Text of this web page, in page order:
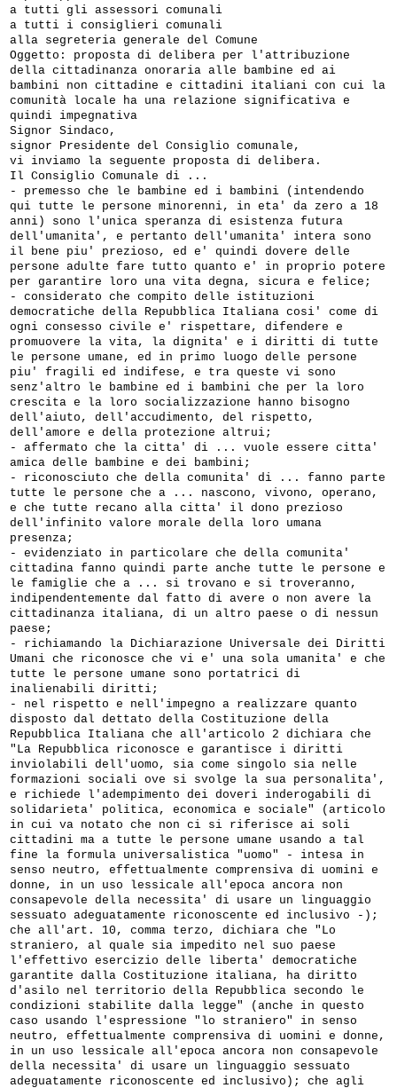
a tutti gli assessori comunali
a tutti i consiglieri comunali
alla segreteria generale del Comune
Oggetto: proposta di delibera per l'attribuzione
della cittadinanza onoraria alle bambine ed ai
bambini non cittadine e cittadini italiani con cui la
comunità locale ha una relazione significativa e
quindi impegnativa
Signor Sindaco,
signor Presidente del Consiglio comunale,
vi inviamo la seguente proposta di delibera.
Il Consiglio Comunale di ...
- premesso che le bambine ed i bambini (intendendo
qui tutte le persone minorenni, in eta' da zero a 18
anni) sono l'unica speranza di esistenza futura
dell'umanita', e pertanto dell'umanita' intera sono
il bene piu' prezioso, ed e' quindi dovere delle
persone adulte fare tutto quanto e' in proprio potere
per garantire loro una vita degna, sicura e felice;
- considerato che compito delle istituzioni
democratiche della Repubblica Italiana cosi' come di
ogni consesso civile e' rispettare, difendere e
promuovere la vita, la dignita' e i diritti di tutte
le persone umane, ed in primo luogo delle persone
piu' fragili ed indifese, e tra queste vi sono
senz'altro le bambine ed i bambini che per la loro
crescita e la loro socializzazione hanno bisogno
dell'aiuto, dell'accudimento, del rispetto,
dell'amore e della protezione altrui;
- affermato che la citta' di ... vuole essere citta'
amica delle bambine e dei bambini;
- riconosciuto che della comunita' di ... fanno parte
tutte le persone che a ... nascono, vivono, operano,
e che tutte recano alla citta' il dono prezioso
dell'infinito valore morale della loro umana
presenza;
- evidenziato in particolare che della comunita'
cittadina fanno quindi parte anche tutte le persone e
le famiglie che a ... si trovano e si troveranno,
indipendentemente dal fatto di avere o non avere la
cittadinanza italiana, di un altro paese o di nessun
paese;
- richiamando la Dichiarazione Universale dei Diritti
Umani che riconosce che vi e' una sola umanita' e che
tutte le persone umane sono portatrici di
inalienabili diritti;
- nel rispetto e nell'impegno a realizzare quanto
disposto dal dettato della Costituzione della
Repubblica Italiana che all'articolo 2 dichiara che
"La Repubblica riconosce e garantisce i diritti
inviolabili dell'uomo, sia come singolo sia nelle
formazioni sociali ove si svolge la sua personalita',
e richiede l'adempimento dei doveri inderogabili di
solidarieta' politica, economica e sociale" (articolo
in cui va notato che non ci si riferisce ai soli
cittadini ma a tutte le persone umane usando a tal
fine la formula universalistica "uomo" - intesa in
senso neutro, effettualmente comprensiva di uomini e
donne, in un uso lessicale all'epoca ancora non
consapevole della necessita' di usare un linguaggio
sessuato adeguatamente riconoscente ed inclusivo -);
che all'art. 10, comma terzo, dichiara che "Lo
straniero, al quale sia impedito nel suo paese
l'effettivo esercizio delle liberta' democratiche
garantite dalla Costituzione italiana, ha diritto
d'asilo nel territorio della Repubblica secondo le
condizioni stabilite dalla legge" (anche in questo
caso usando l'espressione "lo straniero" in senso
neutro, effettualmente comprensiva di uomini e donne,
in un uso lessicale all'epoca ancora non consapevole
della necessita' di usare un linguaggio sessuato
adeguatamente riconoscente ed inclusivo); che agli